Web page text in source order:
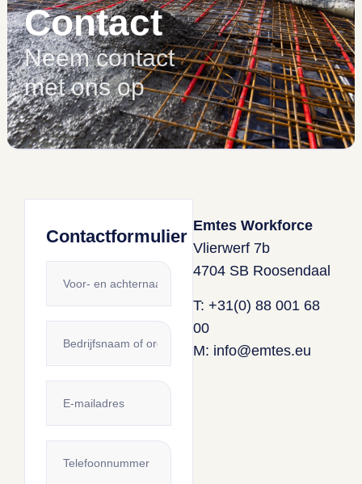
Contact
Neem contact
met ons op
Contactformulier
Emtes Workforce
Vlierwerf 7b
4704 SB Roosendaal
T: +31(0) 88 001 68
00
M: info@emtes.eu